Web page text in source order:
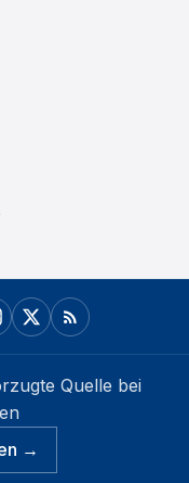
Quelle bei
→